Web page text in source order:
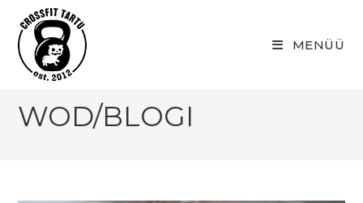
content
MENÜÜ
WOD/BLOGI